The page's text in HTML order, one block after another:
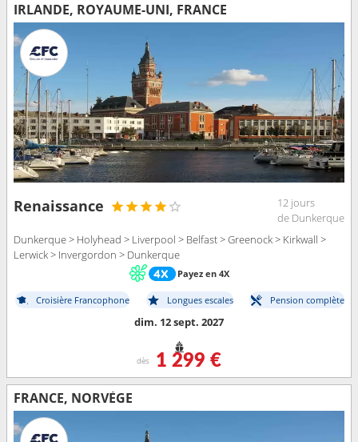
IRLANDE, ROYAUME-UNI, FRANCE
Renaissance
12 jours
de Dunkerque
Dunkerque > Holyhead > Liverpool > Belfast > Greenock > Kirkwall >
Lerwick > Invergordon > Dunkerque
Payez en 4X
Croisière Francophone Longues escales Pension complète
dim. 12 sept. 2027
dès 1 299 €
FRANCE, NORVÈGE